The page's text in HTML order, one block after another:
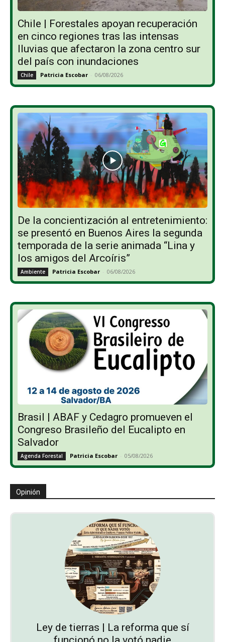
Chile | Forestales apoyan recuperación
en cinco regiones tras las intensas
lluvias que afectaron la zona centro sur
del país con inundaciones
Chile Patricia Escobar - 06/08/2026
De la concientización al entretenimiento:
se presentó en Buenos Aires la segunda
temporada de la serie animada “Lina y
los amigos del Arcoíris”
Ambiente Patricia Escobar - 06/08/2026
Brasil | ABAF y Cedagro promueven el
Congreso Brasileño del Eucalipto en
Salvador
Agenda Forestal Patricia Escobar - 05/08/2026
Opinión
Ley de tierras | La reforma que sí